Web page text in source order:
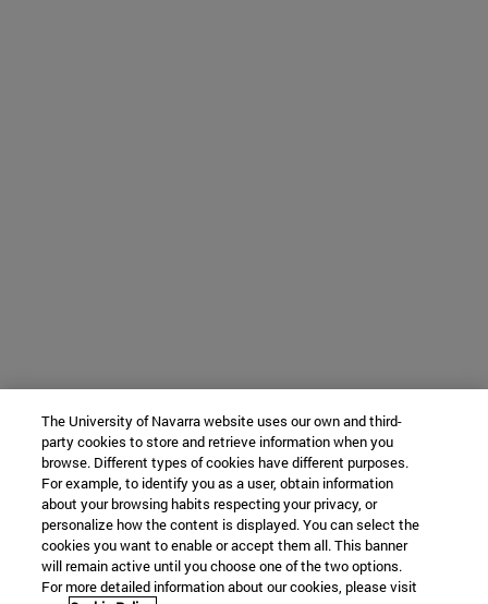
The University of Navarra website uses our own and third-
party cookies to store and retrieve information when you
browse. Different types of cookies have different purposes.
For example, to identify you as a user, obtain information
about your browsing habits respecting your privacy, or
personalize how the content is displayed. You can select the
cookies you want to enable or accept them all. This banner
will remain active until you choose one of the two options.
For more detailed information about our cookies, please visit